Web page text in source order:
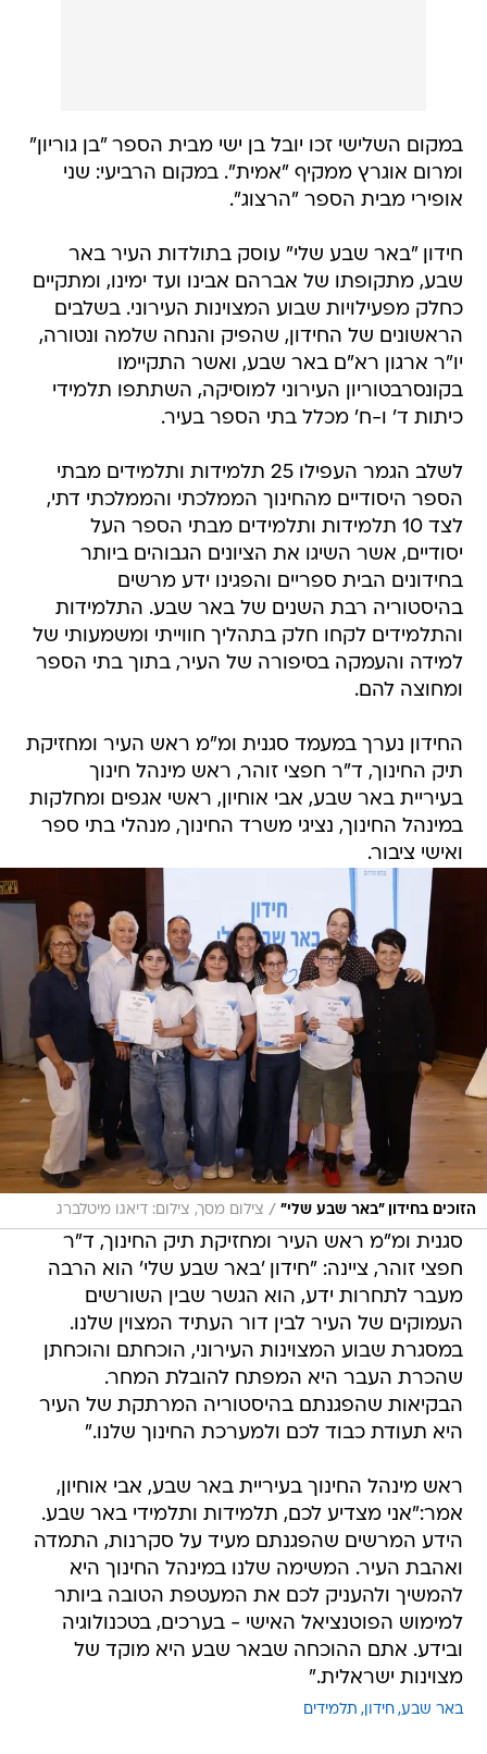
במקום השלישי זכו יובל בן ישי מבית הספר "בן גוריון"
ומרום אוגרץ ממקיף "אמית". במקום הרביעי: שני
אופירי מבית הספר "הרצוג".
חידון "באר שבע שלי" עוסק בתולדות העיר באר
שבע, מתקופתו של אברהם אבינו ועד ימינו, ומתקיים
כחלק מפעילויות שבוע המצוינות העירוני. בשלבים
הראשונים של החידון, שהפיק והנחה שלמה ונטורה,
יו"ר ארגון רא"ם באר שבע, ואשר התקיימו
בקונסרבטוריון העירוני למוסיקה, השתתפו תלמידי
כיתות ד' ו-ח' מכלל בתי הספר בעיר.
לשלב הגמר העפילו 25 תלמידות ותלמידים מבתי
הספר היסודיים מהחינוך הממלכתי והממלכתי דתי,
לצד 10 תלמידות ותלמידים מבתי הספר העל
יסודיים, אשר השיגו את הציונים הגבוהים ביותר
בחידונים הבית ספריים והפגינו ידע מרשים
בהיסטוריה רבת השנים של באר שבע. התלמידות
והתלמידים לקחו חלק בתהליך חווייתי ומשמעותי של
למידה והעמקה בסיפורה של העיר, בתוך בתי הספר
ומחוצה להם.
החידון נערך במעמד סגנית ומ"מ ראש העיר ומחזיקת
תיק החינוך, ד"ר חפצי זוהר, ראש מינהל חינוך
בעיריית באר שבע, אבי אוחיון, ראשי אגפים ומחלקות
במינהל החינוך, נציגי משרד החינוך, מנהלי בתי ספר
ואישי ציבור.
הזוכים בחידון "באר שבע שלי" / צילום מסך, צילום: דיאגו מיטלברג
סגנית ומ"מ ראש העיר ומחזיקת תיק החינוך, ד"ר
חפצי זוהר, ציינה: "חידון 'באר שבע שלי' הוא הרבה
מעבר לתחרות ידע, הוא הגשר שבין השורשים
העמוקים של העיר לבין דור העתיד המצוין שלנו.
במסגרת שבוע המצוינות העירוני, הוכחתם והוכחתן
שהכרת העבר היא המפתח להובלת המחר.
הבקיאות שהפגנתם בהיסטוריה המרתקת של העיר
היא תעודת כבוד לכם ולמערכת החינוך שלנו."
ראש מינהל החינוך בעיריית באר שבע, אבי אוחיון,
אמר:"אני מצדיע לכם, תלמידות ותלמידי באר שבע.
הידע המרשים שהפגנתם מעיד על סקרנות, התמדה
ואהבת העיר. המשימה שלנו במינהל החינוך היא
להמשיך ולהעניק לכם את המעטפת הטובה ביותר
למימוש הפוטנציאל האישי - בערכים, בטכנולוגיה
ובידע. אתם ההוכחה שבאר שבע היא מוקד של
מצוינות ישראלית."
באר שבע חידון תלמידים